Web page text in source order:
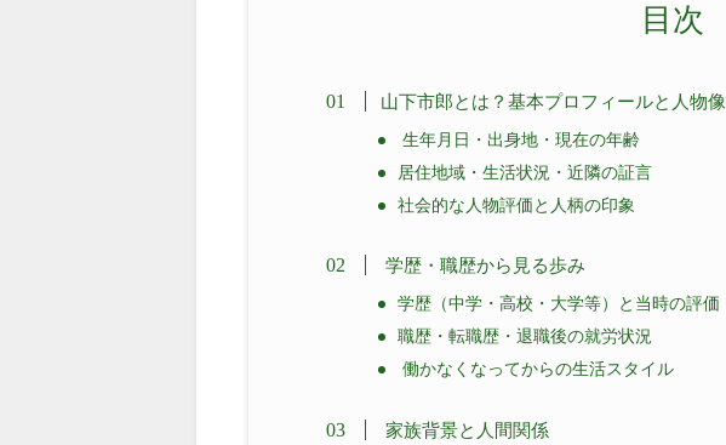
目次
山下市郎とは？基本プロフィールと人物像
生年月日・出身地・現在の年齢
居住地域・生活状況・近隣の証言
社会的な人物評価と人柄の印象
学歴・職歴から見る歩み
学歴（中学・高校・大学等）と当時の評価
職歴・転職歴・退職後の就労状況
働かなくなってからの生活スタイル
家族背景と人間関係